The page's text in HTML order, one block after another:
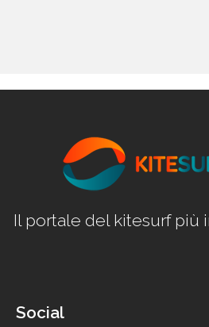
Il portale del kitesurf più
Social